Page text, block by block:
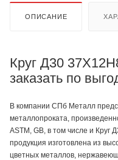
ОПИСАНИЕ
Круг Д30
заказать по
В компании СПб Металл
металлопроката,
ASTM, GB, в том числе и
продукция изготовлена из
цветных металлов,